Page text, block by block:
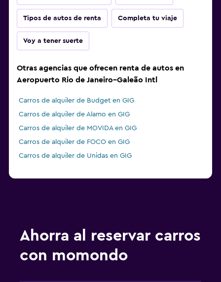
Tipos de autos de renta Completa tu viaje
Voy a tener suerte
Otras agencias que ofrecen renta de autos en
Aeropuerto Rio de Janeiro–Galeão Intl
Carros de alquiler de Budget en GIG
Carros de alquiler de Alamo en GIG
Carros de alquiler de MOVIDA en GIG
Carros de alquiler de FOCO en GIG
Carros de alquiler de Unidas en GIG
Ahorra al reservar carros
con momondo